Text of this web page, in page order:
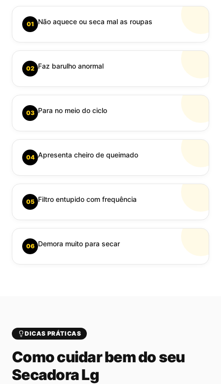
01 Não aquece ou seca mal as roupas
02 Faz barulho anormal
03 Para no meio do ciclo
04 Apresenta cheiro de queimado
05 Filtro entupido com frequência
06 Demora muito para secar
DICAS PRÁTICAS
Como cuidar bem do seu
Secadora Lg